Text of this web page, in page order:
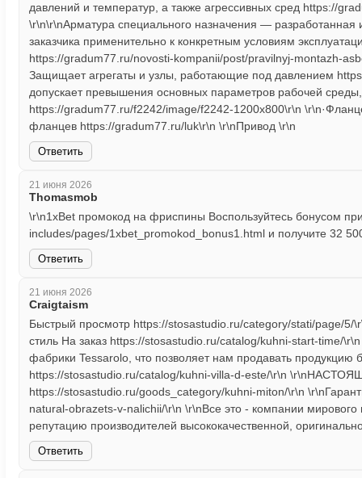
давлений и температур, а также агрессивных сред https://
\r\n\r\nАрматура специального назначения — разработанная
заказчика применительно к конкретным условиям
https://gradum77.ru/novosti-kompanii/post/pravilnyj-montazh-
Защищает агрегаты и узлы, работающие под давлением
допускает превышения основных параметров рабочей
https://gradum77.ru/f2242/image/f2242-1200x800\r\n
фланцев https://gradum77.ru/luk\r\n \r\nПривод \r\n
Ответить
21 июня 2026
Thomasmob
\r\n1xBet промокод на фриспины Воспользуйтесь бонусом
includes/pages/1xbet_promokod_bonus1.html и получите 32
Ответить
21 июня 2026
Craigtaism
Быстрый просмотр https://stosastudio.ru/category/stati/page/5/
стиль На заказ https://stosastudio.ru/catalog/kuhni-start-time/
фабрики Tessarolo, что позволяет нам продавать
https://stosastudio.ru/catalog/kuhni-villa-d-este/\r\n
https://stosastudio.ru/goods_category/kuhni-miton/\r\n
natural-obrazets-v-nalichii/\r\n \r\nВсе это - компании
репутацию производителей высококачественной,
Ответить